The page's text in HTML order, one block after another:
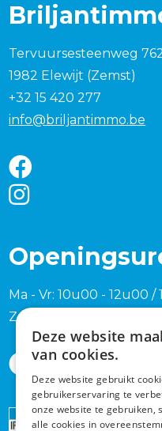
Tervuursesteenweg
1982 Elewijt (Zemst)
+32 15 420 277
info@briljantimmo.be
Ma - Vr: 10u00 - 12u00 /
Zaterdag en zondag na
Deze website
van cookies.
Deze website gebruikt
gebruikerservaring te
onze website te gebruiken,
alle cookies in